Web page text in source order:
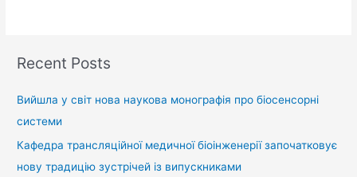
Recent Posts
Вийшла у світ нова наукова монографія про біосенсорні
системи
Кафедра трансляційної медичної біоінженерії започатковує
нову традицію зустрічей із випускниками